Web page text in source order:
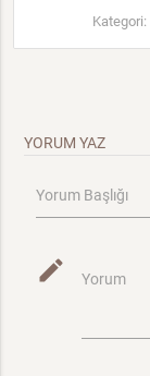
Kategori:
YORUM YAZ
Yorum Başlığı
mode_edit Yorum